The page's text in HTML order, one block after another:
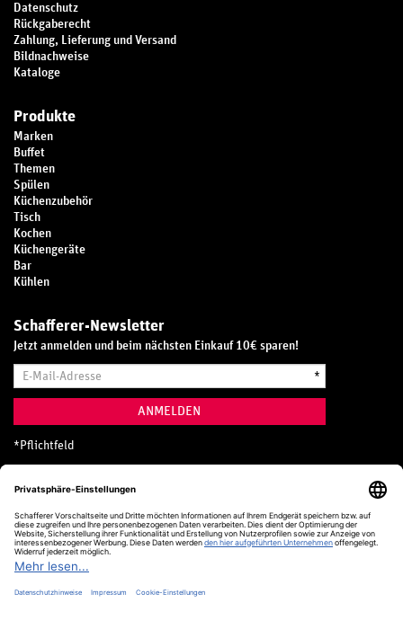
Datenschutz
Rückgaberecht
Zahlung, Lieferung und Versand
Bildnachweise
Kataloge
Produkte
Marken
Buffet
Themen
Spülen
Küchenzubehör
Tisch
Kochen
Küchengeräte
Bar
Kühlen
Schafferer-Newsletter
Jetzt anmelden und beim nächsten Einkauf 10€ sparen!
Mail-
*
ANMELDEN
* Pflichtfeld
Hotline
0800 20 70 300 (D)
Kostenlos aus dem deutschen Festnetz
24 Stunden / 365 Tage im Jahr